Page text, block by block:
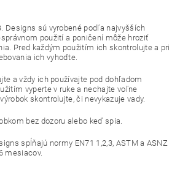
Designs sú vyrobené podľa najvyšších
použití a poničení môže hroziť
Pred každým použitím ich skontrolujte a pri
ich vyhoďte.
a vždy ich používajte pod dohľadom
vyperte v ruke a nechajte voľne
skontrolujte, či nevykazuje vady.
bez dozoru alebo keď spia.
spĺňajú normy EN71 1,2,3, ASTM a ASNZ
mesiacov.